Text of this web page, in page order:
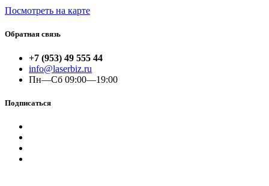
Посмотреть на карте
Обратная связь
+7 (953) 49 555 44
info@laserbiz.ru
Пн—Сб 09:00—19:00
Подписаться